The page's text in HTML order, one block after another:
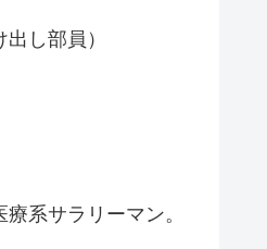
し部員）
系サラリーマン。